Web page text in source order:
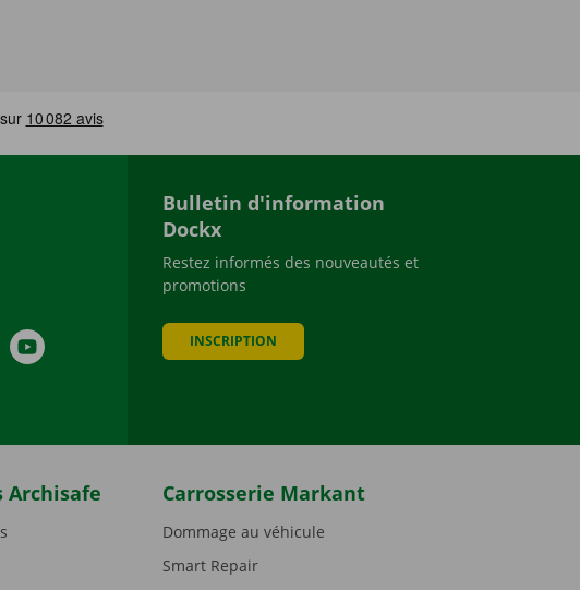
YouTube
Bulletin d'information
Dockx
Restez informés des nouveautés et
promotions
INSCRIPTION
Archisafe Carrosserie Markant
Dommage au véhicule
Smart Repair